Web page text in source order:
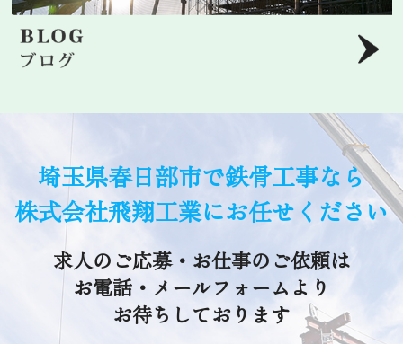
埼玉県春日部市で鉄骨工事なら
株式会社飛翔工業にお任せください
求人のご応募・お仕事のご依頼は
お電話・メールフォームより
お待ちしております